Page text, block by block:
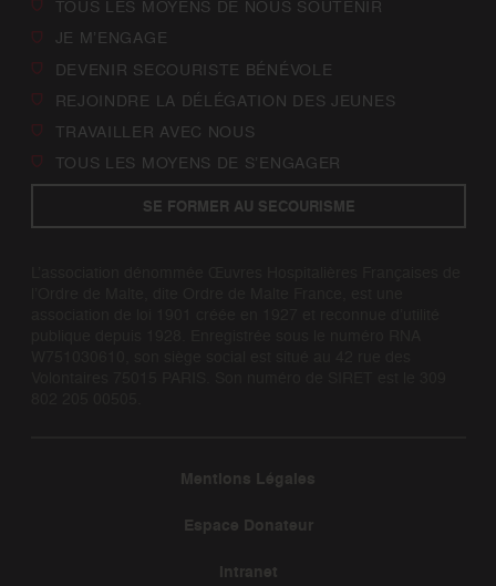
TOUS LES MOYENS DE NOUS SOUTENIR
JE M’ENGAGE
DEVENIR SECOURISTE BÉNÉVOLE
REJOINDRE LA DÉLÉGATION DES JEUNES
TRAVAILLER AVEC NOUS
TOUS LES MOYENS DE S’ENGAGER
SE FORMER AU SECOURISME
Mentions Légales
Espace Donateur
Intranet